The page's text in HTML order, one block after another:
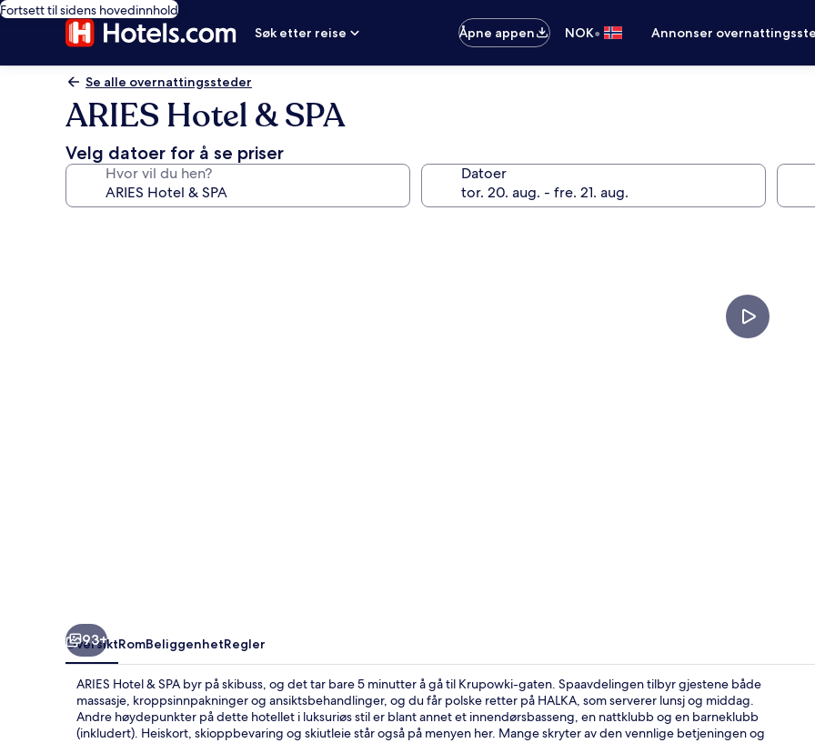
Fortsett til sidens hovedinnhold
Søk etter reise
Åpne appen NOK• Annonser
Se alle overnattingssteder
ARIES Hotel & SPA
Velg datoer for å se priser
Hvor vil du hen? Datoer
93+
OversiktRomBeliggenhetRegler
ARIES Hotel & SPA byr på skibuss, og det tar bare 5 minutter å gå til Krupowki-gaten. Spaavdelingen tilbyr gjestene både
massasje, kroppsinnpakninger og ansiktsbehandlinger, og du får polske retter på HALKA, som serverer lunsj og middag.
Andre høydepunkter på dette hotellet i luksuriøs stil er blant annet et innendørsbasseng, en nattklubb og en barneklubb
(inkludert). Heiskort, skioppbevaring og skiutleie står også på menyen her. Mange skryter av den vennlige betjeningen og